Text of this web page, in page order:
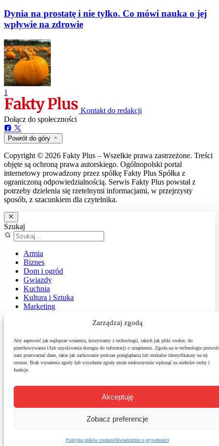
Zarządzaj zgodą
Aby zapewnić jak najlepsze wrażenia, korzystamy z technologii, takich jak pliki cookie, do
przechowywania i/lub uzyskiwania dostępu do informacji o urządzeniu. Zgoda na te technologie pozwoli
nam przetwarzać dane, takie jak zachowanie podczas przeglądania lub unikalne identyfikatory na tej
stronie. Brak wyrażenia zgody lub wycofanie zgody może niekorzystnie wpłynąć na niektóre cechy i
funkcje.
Akceptuję
Zobacz preferencje
Polityka plików cookiesOświadczenie o prywatności
Dynia na prostatę i nie tylko. Co mówi nauka o jej
wpływie na zdrowie
1
Kontakt do redakcji
Dołącz do społeczności
Powrót do góry
Copyright © 2026 Fakty Plus – Wszelkie prawa zastrzeżone. Treści
objęte są ochroną prawa autorskiego. Ogólnopolski portal
internetowy prowadzony przez spółkę Fakty Plus Spółka z
ograniczoną odpowiedzialnością. Serwis Fakty Plus powstał z
potrzeby dzielenia się rzetelnymi informacjami, w przejrzysty
sposób, z szacunkiem dla czytelnika.
Szukaj
Armia
Biznes
Dom i ogród
Gwiazdy
Kuchnia
Kultura i Sztuka
Marketing
Podróże
Polityka
Sport
Środowisko
Technologie